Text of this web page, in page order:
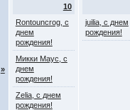
»
10
Rontouncrog, с
днем
рождения!
Микки Маус, с
днем
рождения!
Zelia, с днем
рождения!
juilia, с днем
рождения!